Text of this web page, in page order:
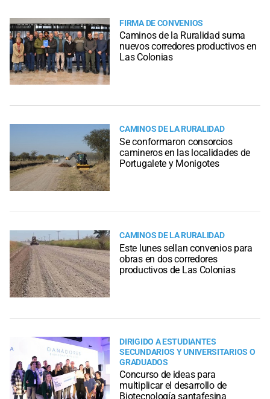
FIRMA DE CONVENIOS
Caminos de la Ruralidad suma
nuevos corredores productivos en
Las Colonias
CAMINOS DE LA RURALIDAD
Se conformaron consorcios
camineros en las localidades de
Portugalete y Monigotes
CAMINOS DE LA RURALIDAD
Este lunes sellan convenios para
obras en dos corredores
productivos de Las Colonias
DIRIGIDO A ESTUDIANTES
SECUNDARIOS Y UNIVERSITARIOS O
GRADUADOS
Concurso de ideas para
multiplicar el desarrollo de
Biotecnología santafesina